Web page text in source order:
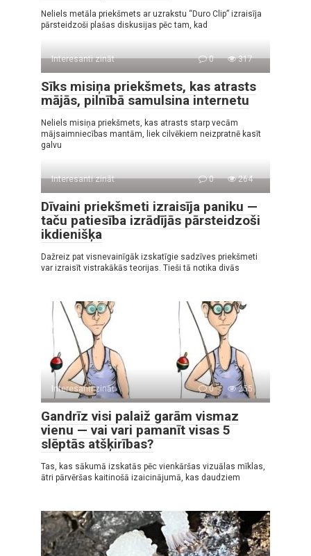
Neliels metāla priekšmets ar uzrakstu “Duro Clip” izraisīja
pārsteidzoši plašas diskusijas pēc tam, kad
Interesanti zināt 0 317
Sīks misiņa priekšmets, kas atrasts
mājās, pilnībā samulsina internetu
Neliels misiņa priekšmets, kas atrasts starp vecām
mājsaimniecības mantām, liek cilvēkiem neizpratnē kasīt
galvu
Interesanti zināt 0 264
Dīvaini priekšmeti izraisīja paniku —
taču patiesība izrādījās pārsteidzoši
ikdienišķa
Dažreiz pat visnevainīgāk izskatīgie sadzīves priekšmeti
var izraisīt vistrakākās teorijas. Tieši tā notika divās
Interesanti zināt 0 255
Gandrīz visi palaiž garām vismaz
vienu — vai vari pamanīt visas 5
slēptās atšķirības?
Tas, kas sākumā izskatās pēc vienkāršas vizuālas mīklas,
ātri pārvēršas kaitinošā izaicinājumā, kas daudziem